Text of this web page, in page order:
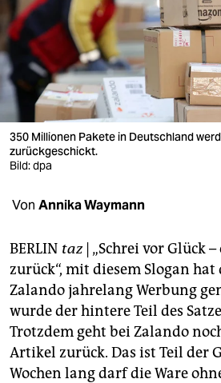
nord
wahrheit
verlag
verlag
veranstaltungen
unterstützen
abo
genossenschaft
epaper login
350 Millionen Pakete in Deutschland
zurückgeschickt.
Bild: dpa
Von Annika Waymann
BERLIN taz| „Schrei vor Glück –
zurück“, mit diesem Slogan
Zalando jahrelang Werbung
wurde der hintere Teil des
Trotzdem geht bei Zalando
Artikel zurück. Das ist Teil der
Wochen lang darf die Ware